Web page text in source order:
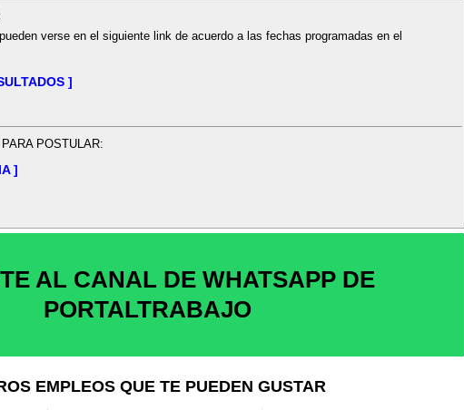
verse en el siguiente link de acuerdo a las fechas programadas en el
]
PARA POSTULAR:
]
AL CANAL DE WHATSAPP DE
PORTALTRABAJO
EMPLEOS QUE TE PUEDEN GUSTAR